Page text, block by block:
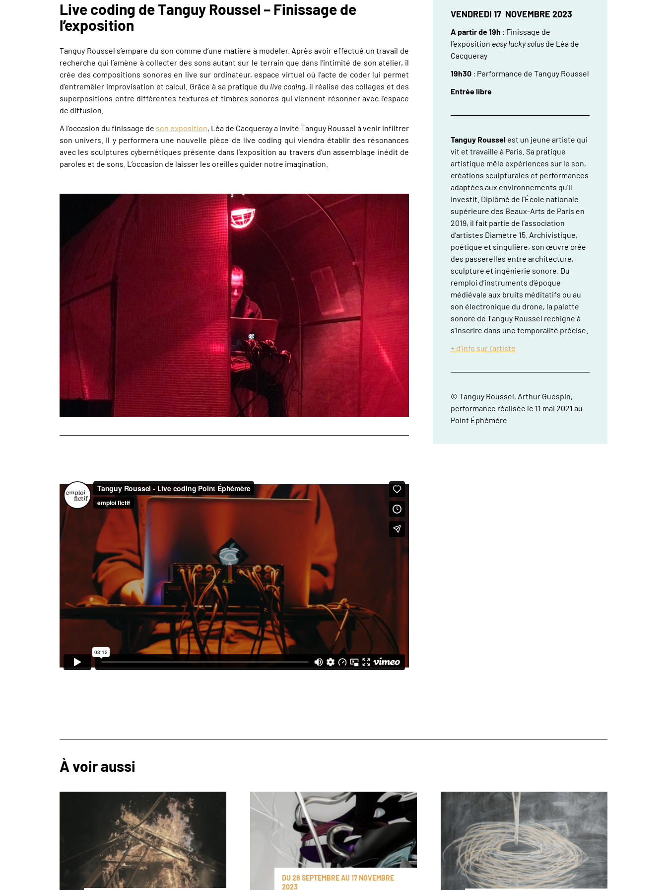
Live coding de Tanguy Roussel – Finissage de
l’exposition
Tanguy Roussel s’empare du son comme d’une matière à modeler. Après avoir effectué un travail de
recherche qui l’amène à collecter des sons autant sur le terrain que dans l’intimité de son atelier, il
crée des compositions sonores en live sur ordinateur, espace virtuel où l’acte de coder lui permet
d’entremêler improvisation et calcul. Grâce à sa pratique du live coding, il réalise des collages et des
superpositions entre différentes textures et timbres sonores qui viennent résonner avec l’espace
de diffusion.
A l’occasion du finissage de son exposition, Léa de Cacqueray a invité Tanguy Roussel à venir infiltrer
son univers. Il y performera une nouvelle pièce de live coding qui viendra établir des résonances
avec les sculptures cybernétiques présente dans l’exposition au travers d’un assemblage inédit de
paroles et de sons. L’occasion de laisser les oreilles guider notre imagination.
VENDREDI 17 NOVEMBRE 2023
A partir de 19h : Finissage de
l’exposition easy lucky solus de Léa de
Cacqueray
19h30 : Performance de Tanguy Roussel
Entrée libre
Tanguy Roussel est un jeune artiste qui
vit et travaille à Paris. Sa pratique
artistique mêle expériences sur le son,
créations sculpturales et performances
adaptées aux environnements qu’il
investit. Diplômé de l’École nationale
supérieure des Beaux-Arts de Paris en
2019, il fait partie de l’association
d’artistes Diamètre 15. Archivistique,
poétique et singulière, son œuvre crée
des passerelles entre architecture,
sculpture et ingénierie sonore. Du
remploi d’instruments d’époque
médiévale aux bruits méditatifs ou au
son électronique du drone, la palette
sonore de Tanguy Roussel rechigne à
s’inscrire dans une temporalité précise.
+ d’info sur l’artiste
© Tanguy Roussel, Arthur Guespin,
performance réalisée le 11 mai 2021 au
Point Éphémère
À voir aussi
DU 28 SEPTEMBRE AU 17 NOVEMBRE
2023